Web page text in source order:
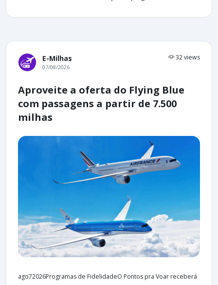
E-Milhas 32 views
07/08/2026
Aproveite a oferta do Flying Blue
com passagens a partir de 7.500
milhas
ago72026Programas de FidelidadeO Pontos pra Voar receberá